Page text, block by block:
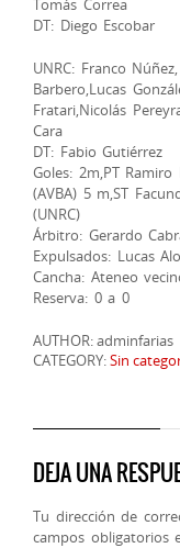
Tomás Correa
DT: Diego Escobar
UNRC: Franco
Barbero,Lucas
Fratari,Nicolás
Cara
DT: Fabio Gutiérrez
Goles: 2m,PT Ramiro
(AVBA) 5 m,ST
(UNRC)
Árbitro: Gerardo
Expulsados: Lucas
Cancha: Ateneo
Reserva: 0 a 0
AUTHOR: adminfarias
CATEGORY:Sin
DEJA UNA
Tu dirección de
campos obligatorios